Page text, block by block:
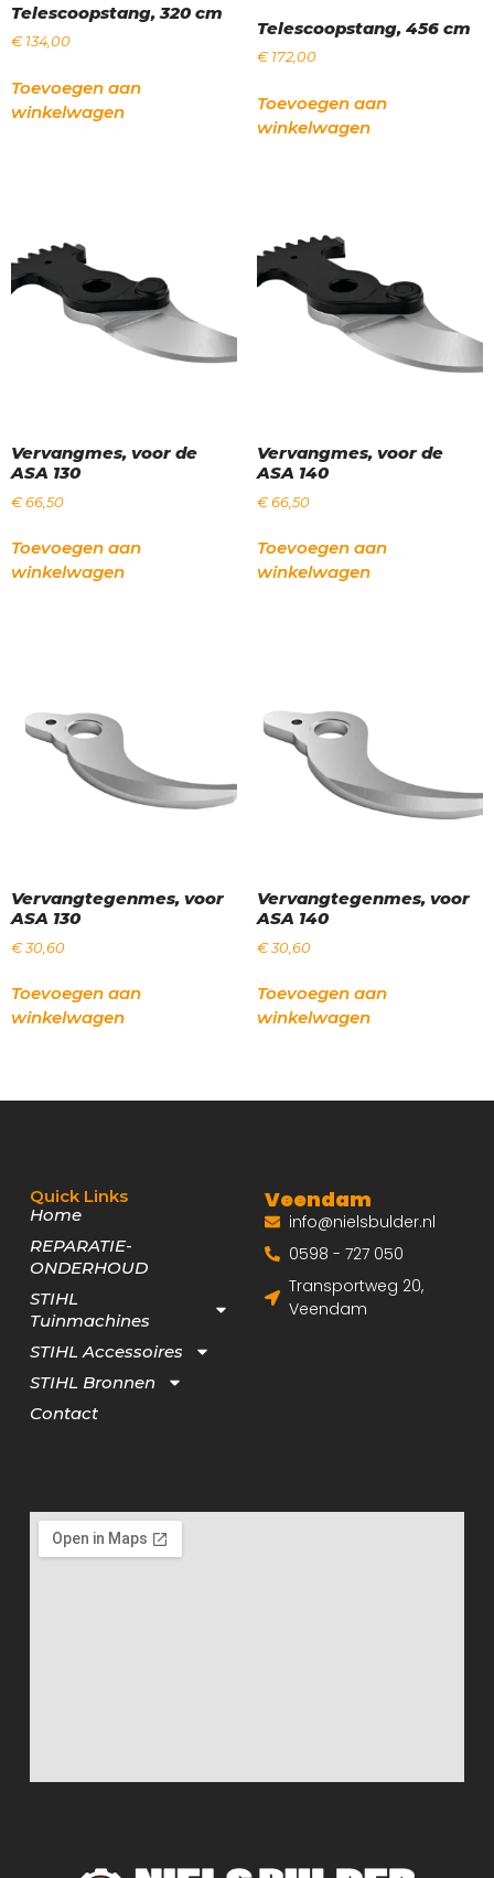
Telescoopstang, 320 cm
€134,00
Toevoegen aan
winkelwagen
Telescoopstang, 456 cm
€172,00
Toevoegen aan
winkelwagen
Vervangmes, voor de
ASA 130
€66,50
Toevoegen aan
winkelwagen
Vervangmes, voor de
ASA 140
€66,50
Toevoegen aan
winkelwagen
Vervangtegenmes, voor
ASA 130
€30,60
Toevoegen aan
winkelwagen
Vervangtegenmes, voor
ASA 140
€30,60
Toevoegen aan
winkelwagen
Quick Links
Home
REPARATIE-
ONDERHOUD
STIHL
Tuinmachines
STIHL Accessoires
STIHL Bronnen
Contact
Veendam
info@nielsbulder.nl
0598 - 727 050
Transportweg 20,
Veendam